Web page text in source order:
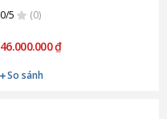
0/5
(0)
46.000.000 ₫
So sánh